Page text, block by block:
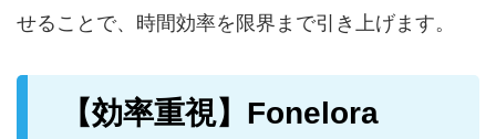
せることで、時間効率を限界まで引き上げます。
【効率重視】Fonelora